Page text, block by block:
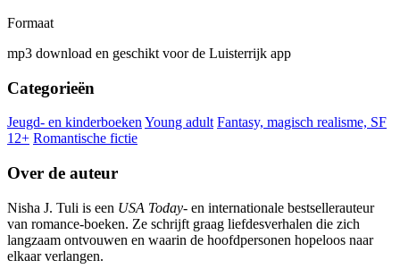
Formaat
mp3 download en geschikt voor de Luisterrijk app
Categorieën
Jeugd- en kinderboeken Young adult Fantasy, magisch realisme, SF
12+ Romantische fictie
Over de auteur
Nisha J. Tuli is een USA Today- en internationale bestsellerauteur
van romance-boeken. Ze schrijft graag liefdesverhalen die zich
langzaam ontvouwen en waarin de hoofdpersonen hopeloos naar
elkaar verlangen.